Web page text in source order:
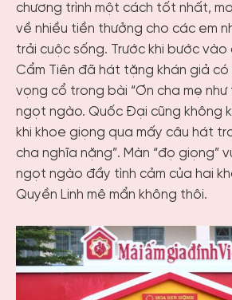
chương trình một cách tốt nhất,
về nhiều tiền thưởng cho các em
trải cuộc sống. Trước khi bước vào
Cẩm Tiên đã hát tặng khán giả
vọng cổ trong bài “Ơn cha mẹ như
ngọt ngào. Quốc Đại cũng không
khi khoe giọng qua mấy câu hát
cha nghĩa nặng”. Màn “đọ giọng”
ngọt ngào đầy tình cảm của hai
Quyền Linh mê mẩn không thôi.